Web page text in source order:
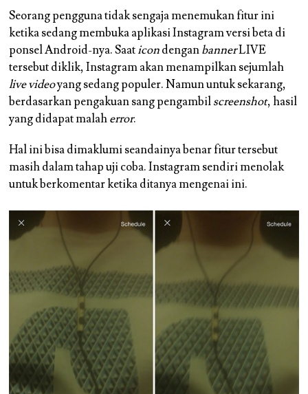
Seorang pengguna tidak sengaja menemukan fitur ini
ketika sedang membuka aplikasi Instagram versi beta di
ponsel Android-nya. SaaticondenganbannerLIVE
tersebut diklik, Instagram akan menampilkan sejumlah
live videoyang sedang populer. Namun untuk sekarang,
berdasarkan pengakuan sang pengambilscreenshot, hasil
yang didapat malaherror.
Hal ini bisa dimaklumi seandainya benar fitur tersebut
masih dalam tahap uji coba. Instagram sendiri menolak
untuk berkomentar ketika ditanya mengenai ini.